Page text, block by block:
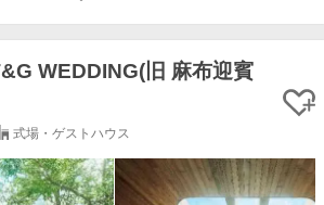
WEDDING(旧 麻布迎賓
式場・ゲストハウス